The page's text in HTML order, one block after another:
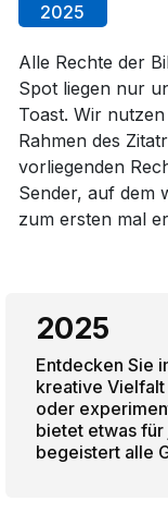
2025
Alle Rechte der
Spot liegen nur
Toast. Wir
Rahmen des
vorliegenden
Sender, auf dem
zum ersten mal
2025
Entdecken Sie
kreative Vielfalt
oder
bietet etwas für
begeistert alle